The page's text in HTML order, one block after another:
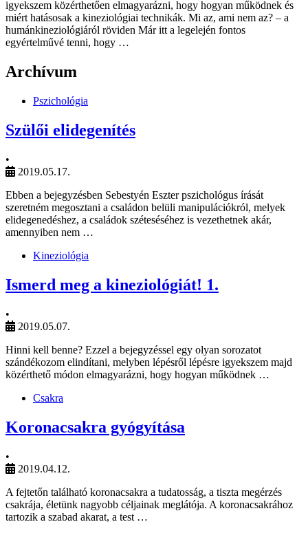
igyekszem közérthetően elmagyarázni, hogy hogyan működnek és
miért hatásosak a kineziológiai technikák. Mi az, ami nem az? – a
humánkineziológiáról röviden Már itt a legelején fontos
egyértelművé tenni, hogy …
Archívum
Pszichológia
Szülői elidegenítés
•
2019.05.17.
Ebben a bejegyzésben Sebestyén Eszter pszichológus írását
szeretném megosztani a családon belüli manipulációkról, melyek
elidegenedéshez, a családok széteséséhez is vezethetnek akár,
amennyiben nem …
Kineziológia
Ismerd meg a kineziológiát! 1.
•
2019.05.07.
Hinni kell benne? Ezzel a bejegyzéssel egy olyan sorozatot
szándékozom elindítani, melyben lépésről lépésre igyekszem majd
közérthető módon elmagyarázni, hogy hogyan működnek …
Csakra
Koronacsakra gyógyítása
•
2019.04.12.
A fejtetőn található koronacsakra a tudatosság, a tiszta megérzés
csakrája, életünk nagyobb céljainak meglátója. A koronacsakrához
tartozik a szabad akarat, a test …